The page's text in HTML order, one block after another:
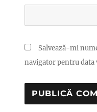
Salvează-mi
navigator pentru data